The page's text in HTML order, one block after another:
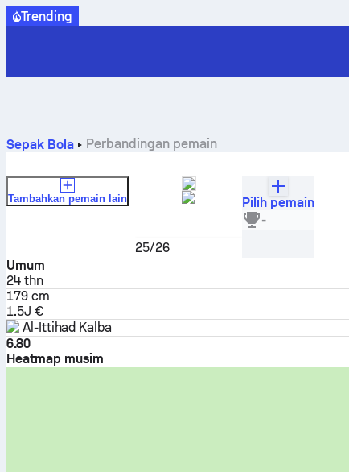
Trending
Sepak Bola
Perbandingan pemain
Tambahkan pemain lain
25/26
Pilih pemain
-
Umum
24 thn
179 cm
1.5J €
Al-Ittihad Kalba
6.80
Heatmap musim